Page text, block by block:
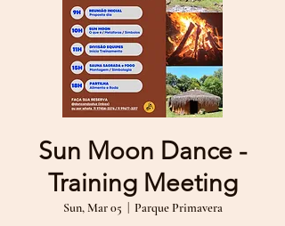
Sun Moon Dance -
Training Meeting
Sun, Mar 05 Parque Primavera